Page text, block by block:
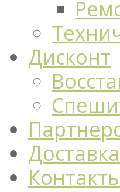
Дисконт
Доставка